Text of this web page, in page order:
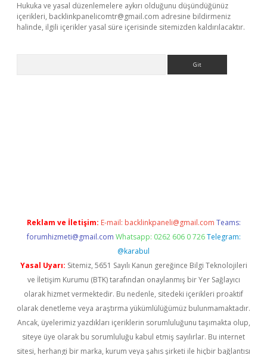
Hukuka ve yasal düzenlemelere aykırı olduğunu düşündüğünüz
içerikleri, backlinkpanelicomtr@gmail.com adresine bildirmeniz
halinde, ilgili içerikler yasal süre içerisinde sitemizden kaldırılacaktır.
Reklam ve İletişim: E-mail: backlinkpaneli@gmail.com Teams:
forumhizmeti@gmail.com Whatsapp: 0262 606 0 726 Telegram:
@karabul
Yasal Uyarı: Sitemiz, 5651 Sayılı Kanun gereğince Bilgi Teknolojileri
ve İletişim Kurumu (BTK) tarafından onaylanmış bir Yer Sağlayıcı
olarak hizmet vermektedir. Bu nedenle, sitedeki içerikleri proaktif
olarak denetleme veya araştırma yükümlülüğümüz bulunmamaktadır.
Ancak, üyelerimiz yazdıkları içeriklerin sorumluluğunu taşımakta olup,
siteye üye olarak bu sorumluluğu kabul etmiş sayılırlar. Bu internet
sitesi, herhangi bir marka, kurum veya şahıs şirketi ile hiçbir bağlantısı